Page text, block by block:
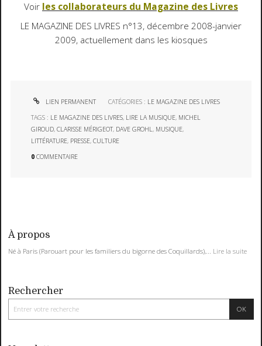
Voir les collaborateurs du Magazine des Livres
LE MAGAZINE DES LIVRES n°13, décembre 2008-janvier
2009, actuellement dans les kiosques
LIEN PERMANENT CATÉGORIES : LE MAGAZINE DES LIVRES
TAGS : LE MAGAZINE DES LIVRES, LIRE LA MUSIQUE, MICHEL
GIROUD,CLARISSE MÉRIGEOT, DAVE GROHL, MUSIQUE,
LITTÉRATURE, PRESSE,CULTURE
0 COMMENTAIRE
À propos
Né à Paris (Parouart pour les familiers du bigorne des Coquillards),... Lire la suite
Rechercher